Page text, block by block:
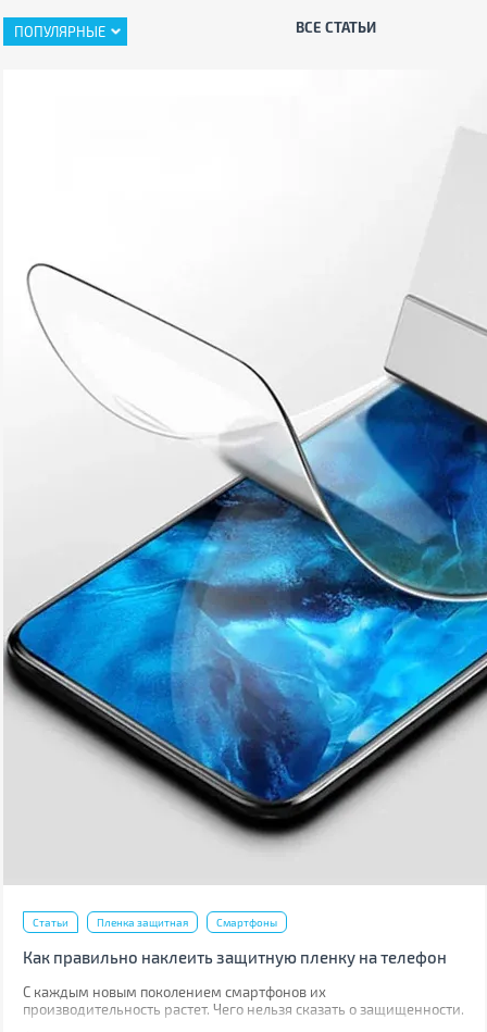
ПОПУЛЯРНЫЕ ВСЕ СТАТЬИ
Статьи Пленка защитная Смартфоны
Как правильно наклеить защитную пленку на телефон
С каждым новым поколением смартфонов их
производительность растет. Чего нельзя сказать о защищенности.